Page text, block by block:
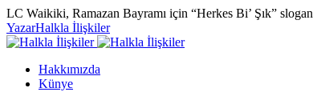
LC Waikiki, Ramazan Bayramı için “Herkes Bi’ Şık”
YazarHalkla İlişkiler
Hakkımızda
Künye